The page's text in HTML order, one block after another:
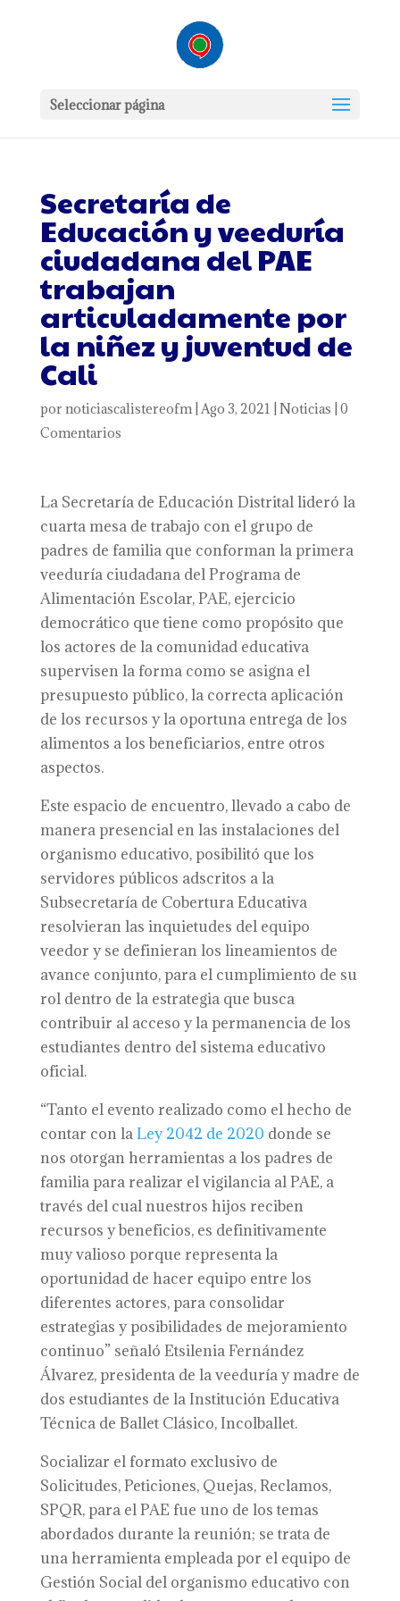
Seleccionar página
Secretaría de
Educación y veeduría
ciudadana del PAE
trabajan
articuladamente por
la niñez y juventud de
Cali
por noticiascalistereofm| Ago 3, 2021 Noticias 0
Comentarios
La Secretaría de Educación Distrital lideró la
cuarta mesa de trabajo con el grupo de
padres de familia que conforman la primera
veeduría ciudadana del Programa de
Alimentación Escolar, PAE, ejercicio
democrático que tiene como propósito que
los actores de la comunidad educativa
supervisen la forma como se asigna el
presupuesto público, la correcta aplicación
de los recursos y la oportuna entrega de los
alimentos a los beneficiarios, entre otros
aspectos.
Este espacio de encuentro, llevado a cabo de
manera presencial en las instalaciones del
organismo educativo, posibilitó que los
servidores públicos adscritos a la
Subsecretaría de Cobertura Educativa
resolvieran las inquietudes del equipo
veedor y se definieran los lineamientos de
avance conjunto, para el cumplimiento de su
rol dentro de la estrategia que busca
contribuir al acceso y la permanencia de los
estudiantes dentro del sistema educativo
oficial.
“Tanto el evento realizado como el hecho de
contar con laLey 2042 de 2020 donde se
nos otorgan herramientas a los padres de
familia para realizar el vigilancia al PAE, a
través del cual nuestros hijos reciben
recursos y beneficios, es definitivamente
muy valioso porque representa la
oportunidad de hacer equipo entre los
diferentes actores, para consolidar
estrategias y posibilidades de mejoramiento
continuo” señaló Etsilenia Fernández
Álvarez, presidenta de la veeduría y madre de
dos estudiantes de la Institución Educativa
Técnica de Ballet Clásico, Incolballet.
Socializar el formato exclusivo de
Solicitudes, Peticiones, Quejas, Reclamos,
SPQR, para el PAE fue uno de los temas
abordados durante la reunión; se trata de
una herramienta empleada por el equipo de
Gestión Social del organismo educativo con